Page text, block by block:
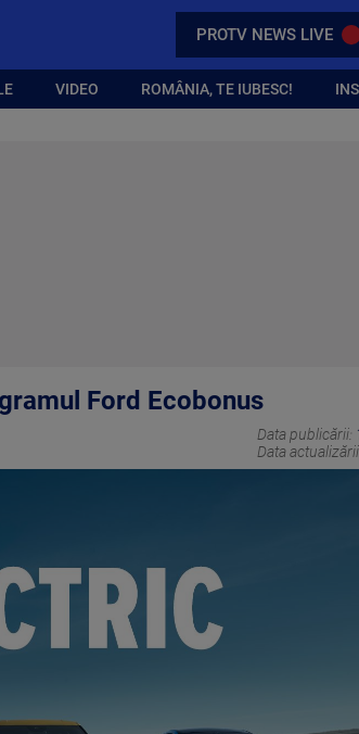
PROTV NEWS LIVE
VIDEO ROMÂNIA, TE IUBESC!
Ford Ecobonus
Data publicării:
Data actualizării: